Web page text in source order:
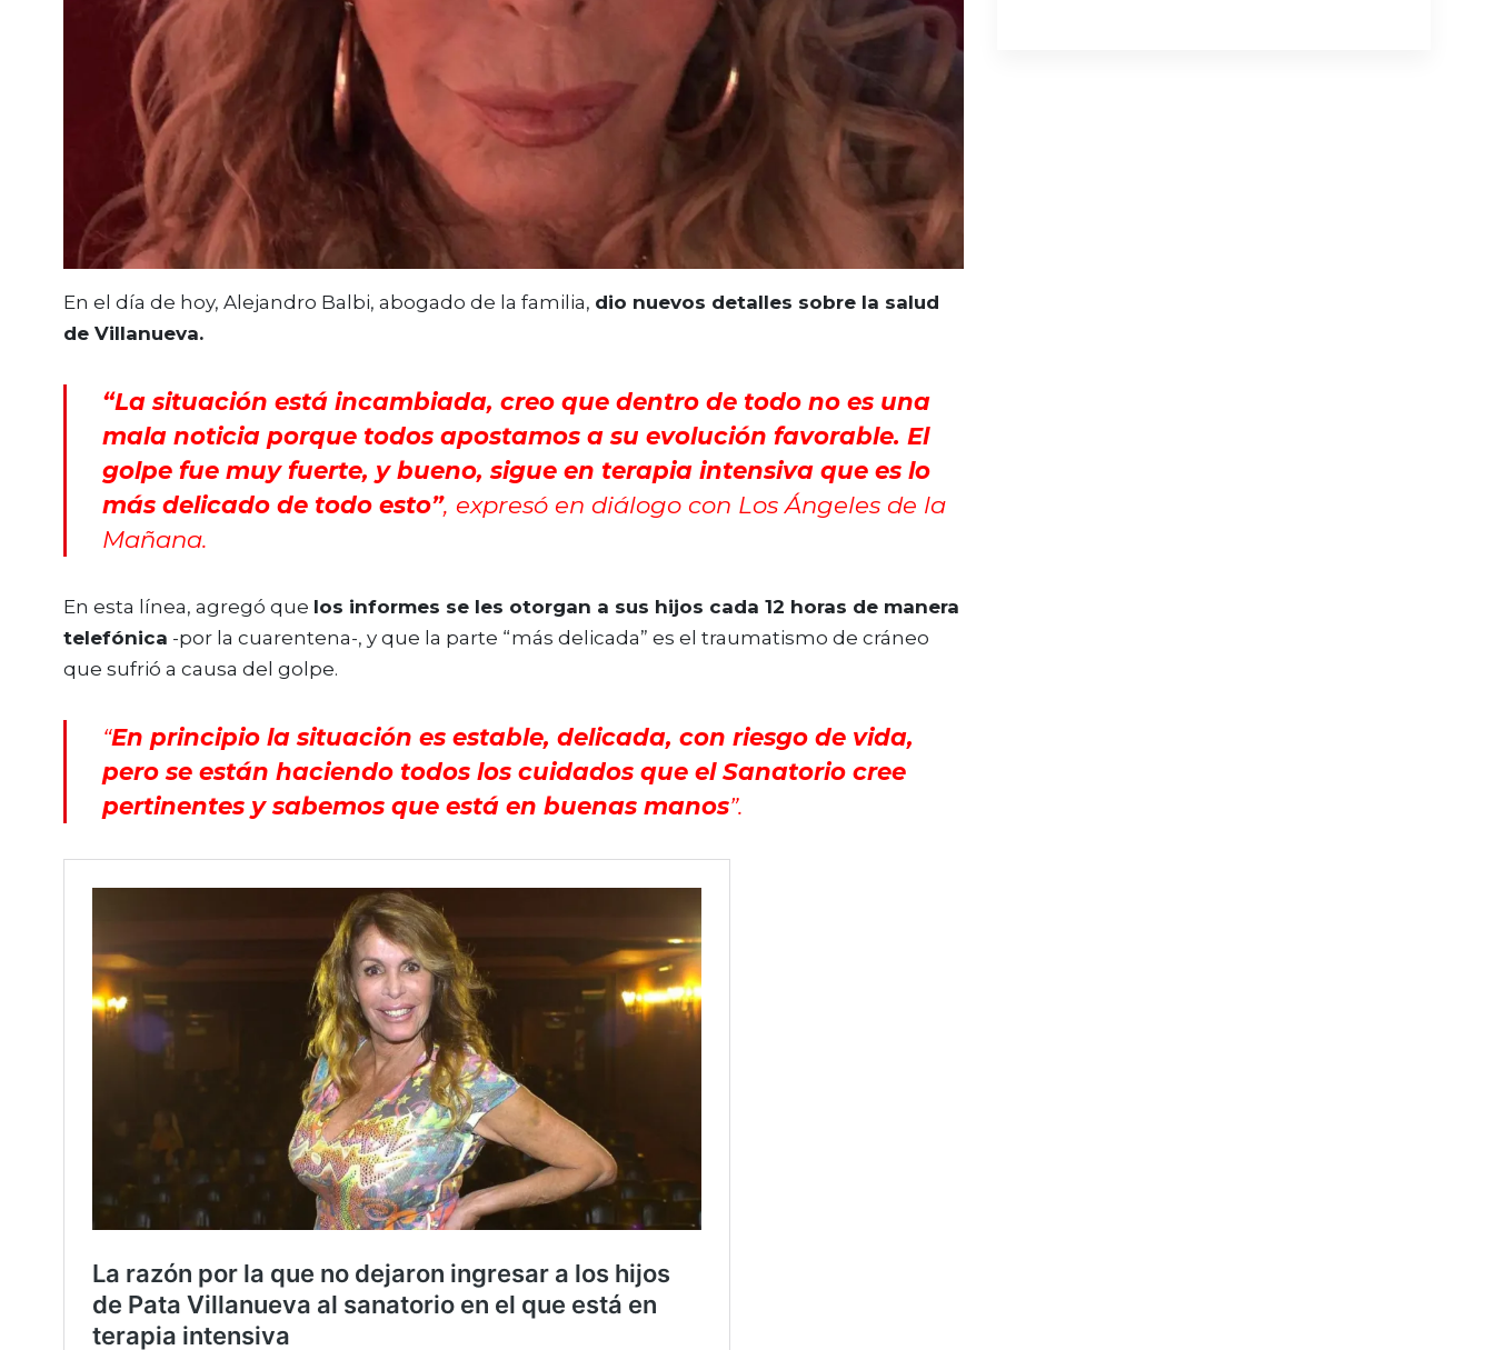
En el día de hoy, Alejandro Balbi, abogado de la familia, dio nuevos detalles sobre la salud
de Villanueva.
“La situación está incambiada, creo que dentro de todo no es una
mala noticia porque todos apostamos a su evolución favorable. El
golpe fue muy fuerte, y bueno, sigue en terapia intensiva que es lo
más delicado de todo esto”, expresó en diálogo con Los Ángeles de la
Mañana.
En esta línea, agregó que los informes se les otorgan a sus hijos cada 12 horas de manera
telefónica -por la cuarentena-, y que la parte “más delicada” es el traumatismo de cráneo
que sufrió a causa del golpe.
“En principio la situación es estable, delicada, con riesgo de vida,
pero se están haciendo todos los cuidados que el Sanatorio cree
pertinentes y sabemos que está en buenas manos”.